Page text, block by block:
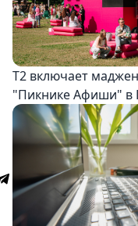
Т2 включает
"Пикнике Афиши" в